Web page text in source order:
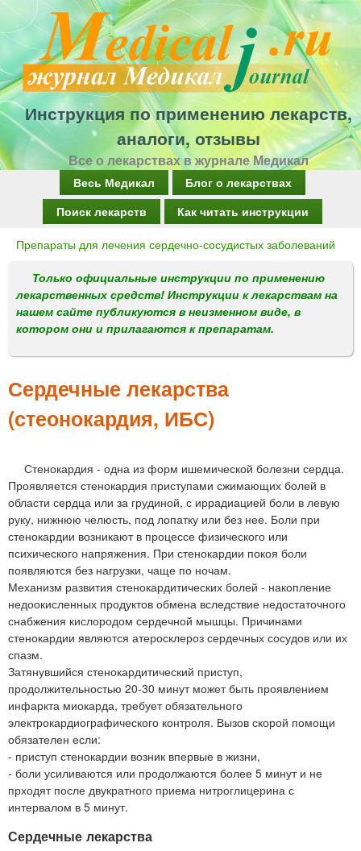
Перейти
к
основному
содержанию
Инструкция по применению лекарств,
аналоги, отзывы
Все о лекарствах в журнале Медикал
а
о
е
м
е
н
ю
Весь Медикал
Блог о лекарствах
Поиск лекарств
Как читать инструкции
Вы
здесь
Препараты для лечения сердечно-сосудистых заболеваний
Только официальные инструкции по применению
лекарственных средств! Инструкции к лекарствам на
нашем сайте публикуются в неизменном виде, в
котором они и прилагаются к препаратам.
Сердечные лекарства
(стеонокардия, ИБС)
Стенокардия - одна из форм ишемической болезни сердца.
Проявляется стенокардия приступами сжимающих болей в
области сердца или за грудиной, с иррадиацией боли в левую
руку, нижнюю челюсть, под лопатку или без нее. Боли при
стенокардии возникают в процессе физического или
психического напряжения. При стенокардии покоя боли
появляются без нагрузки, чаще по ночам.
Механизм развития стенокардитических болей - накопление
недоокисленных продуктов обмена вследствие недостаточного
снабжения кислородом сердечной мышцы. Причинами
стенокардии являются атеросклероз сердечных сосудов или их
спазм.
Затянувшийся стенокардитический приступ,
продолжительностью 20-30 минут может быть проявлением
инфаркта миокарда, требует обязательного
электрокардиографического контроля. Вызов скорой помощи
обязателен если:
- приступ стенокардии возник впервые в жизни,
- боли усиливаются или продолжаются более 5 минут и не
прходят после двукратного приема нитроглицерина с
интервалом в 5 минут.
Сердечные лекарства